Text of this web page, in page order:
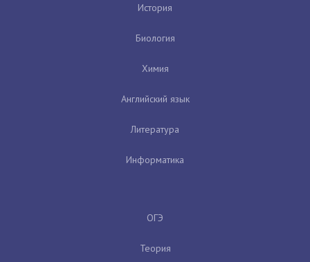
История
Биология
Химия
Английский язык
Литература
Информатика
ОГЭ
Теория